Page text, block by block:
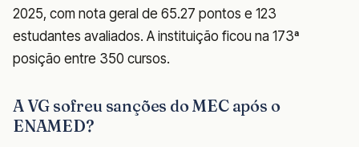
2025, com nota geral de 65.27 pontos e 123
estudantes avaliados. A instituição ficou na 173ª
posição entre 350 cursos.
A VG sofreu sanções do MEC após o
ENAMED?